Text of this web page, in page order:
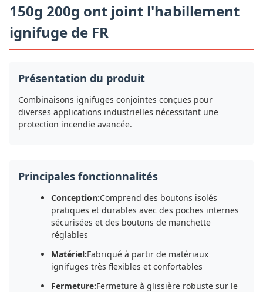
150g 200g ont joint l'habillement
ignifuge de FR
Présentation du produit
Combinaisons ignifuges conjointes conçues pour
diverses applications industrielles nécessitant une
protection incendie avancée.
Principales fonctionnalités
Conception:Comprend des boutons isolés
pratiques et durables avec des poches internes
sécurisées et des boutons de manchette
réglables
Matériel:Fabriqué à partir de matériaux
ignifuges très flexibles et confortables
Fermeture:Fermeture à glissière robuste sur le